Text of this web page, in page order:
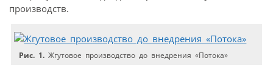
производств.
Рис. 1. Жгутовое производство до внедрения «Потока»